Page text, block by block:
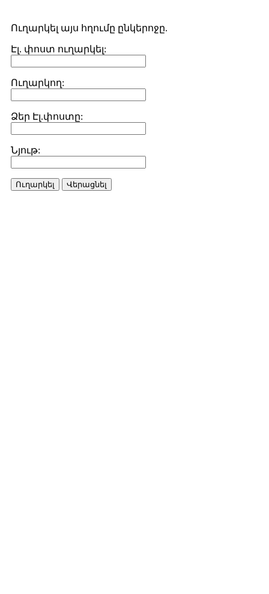
Ուղարկել այս հղումը ընկերոջը.
Էլ. փոստ ուղարկել:
Ուղարկող:
Ձեր Էլ.փոստը:
Նյութ:
Ուղարկել Վերացնել